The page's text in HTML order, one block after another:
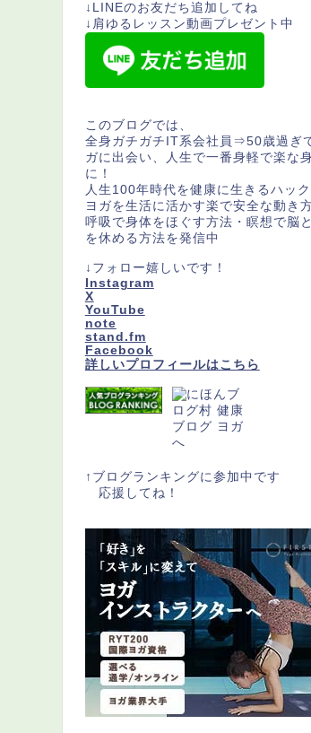
↓LINEのお友だち追加してね
↓肩ゆるレッスン動画プレゼント中
このブログでは、
全身ガチガチIT系会社員⇒50歳過ぎ
ガに出会い、人生で一番身軽で楽な
に！
人生100年時代を健康に生きるハック
ヨガを生活に活かす楽で安全な動き方
呼吸で身体をほぐす方法・瞑想で脳
を休める方法を発信中
↓フォロー嬉しいです！
Instagram
X
YouTube
note
stand.fm
Facebook
詳しいプロフィールはこちら
↑ブログランキングに参加中です
応援してね！